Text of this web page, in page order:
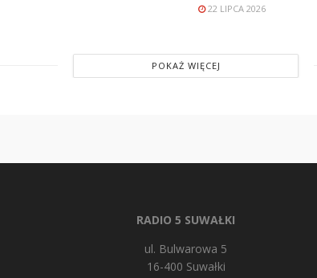
22 LIPCA 2026
POKAŻ WIĘCEJ
RADIO 5 SUWAŁKI
ul. Bulwarowa 5
16-400 Suwałki